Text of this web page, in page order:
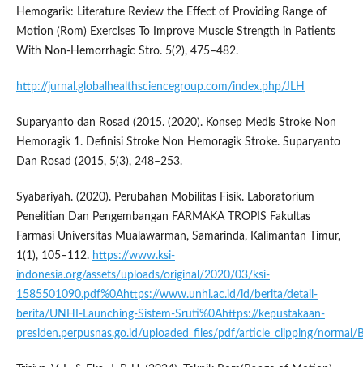
Hemogarik: Literature Review the Effect of Providing Range of
Motion (Rom) Exercises To Improve Muscle Strength in Patients
With Non-Hemorrhagic Stro. 5(2), 475–482.
http://jurnal.globalhealthsciencegroup.com/index.php/JLH
Suparyanto dan Rosad (2015. (2020). Konsep Medis Stroke Non
Hemoragik 1. Definisi Stroke Non Hemoragik Stroke. Suparyanto
Dan Rosad (2015, 5(3), 248–253.
Syabariyah. (2020). Perubahan Mobilitas Fisik. Laboratorium
Penelitian Dan Pengembangan FARMAKA TROPIS Fakultas
Farmasi Universitas Mualawarman, Samarinda, Kalimantan Timur,
1(1), 105–112. https://www.ksi-
indonesia.org/assets/uploads/original/2020/03/ksi-
1585501090.pdf%0Ahttps://www.unhi.ac.id/id/berita/detail-
berita/UNHI-Launching-Sistem-Sruti%0Ahttps://kepustakaan-
presiden.perpusnas.go.id/uploaded_files/pdf/article_clipping/normal/